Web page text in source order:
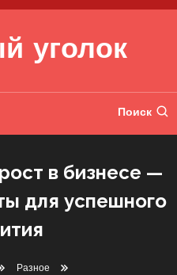
уголок
Поиск
в бизнесе —
для успешного
Разное